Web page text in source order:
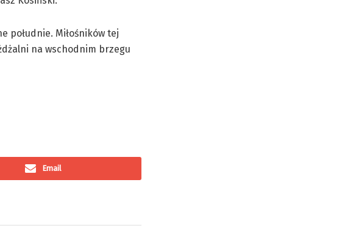
południe. Miłośników tej
na wschodnim brzegu
Email